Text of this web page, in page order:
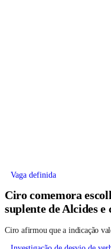
Vaga definida
Ciro comemora
suplente de Alcides
Ciro afirmou que a indicação
Investigação de desvio de